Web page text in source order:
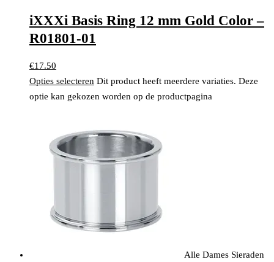
iXXXi Basis Ring 12 mm Gold Color –
R01801-01
€17.50
Opties selecteren Dit product heeft meerdere variaties. Deze
optie kan gekozen worden op de productpagina
Alle Dames Sieraden